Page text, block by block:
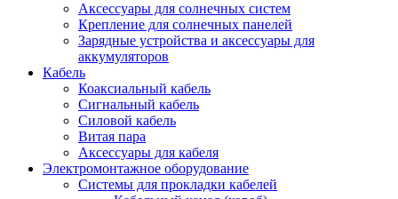
Аксессуары для солнечных систем
Крепление для солнечных панелей
Зарядные устройства и аксессуары для
аккумуляторов
Кабель
Коаксиальный кабель
Сигнальный кабель
Силовой кабель
Витая пара
Аксессуары для кабеля
Электромонтажное оборудование
Системы для прокладки кабелей